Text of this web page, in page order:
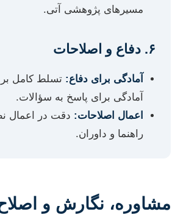
مسیرهای پژوهشی آتی.
۶. دفاع و اصلاحات
آمادگی برای دفاع:تسلط کامل بر
آمادگی برای پاسخ به سؤالات.
اعمال اصلاحات:دقت در اعمال
راهنما و داوران.
مشاوره، نگارش و